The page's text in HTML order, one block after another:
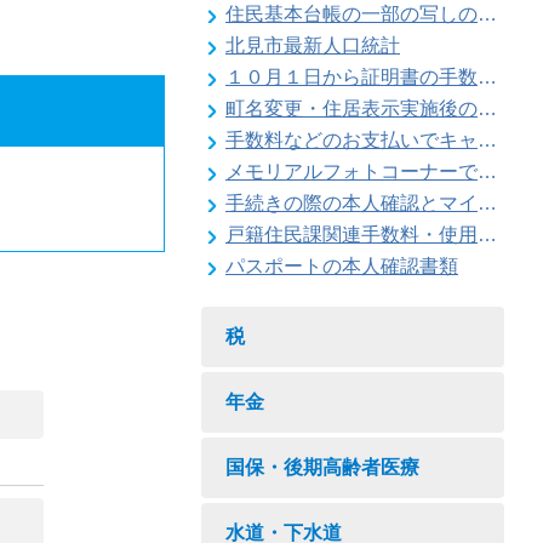
住民基本台帳の一部の写しの閲覧状況
北見市最新人口統計
１０月１日から証明書の手数料が変わります
町名変更・住居表示実施後の住所変更
手数料などのお支払いでキャッシュレス決済が利用できます
メモリアルフォトコーナーで記念撮影はいかがですか
手続きの際の本人確認とマイナンバーの確認にご協力ください
戸籍住民課関連手数料・使用料一覧
パスポートの本人確認書類
税
年金
国保・後期高齢者医療
水道・下水道